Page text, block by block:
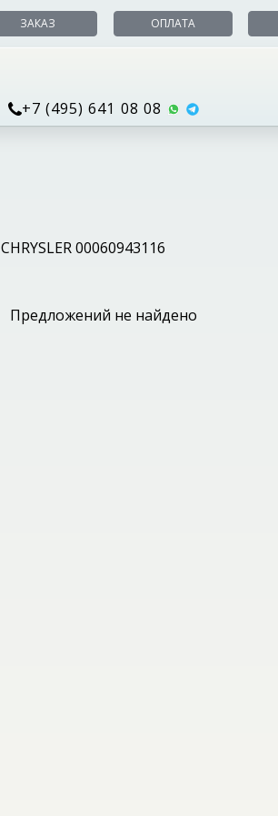
ЗАКАЗ ОПЛАТА
+7 (495) 641 08 08
CHRYSLER 00060943116
Предложений не найдено